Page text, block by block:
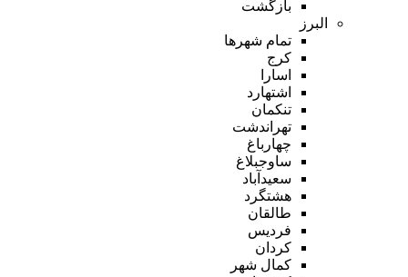
بازگشت
البرز
تمام شهر‌ها
کرج
اسارا
اشتهارد
تنکمان
تهراندشت
چهارباغ
ساوجبلاغ
سعیدآباد
هشتگرد
طالقان
فردیس
کردان
کمال شهر